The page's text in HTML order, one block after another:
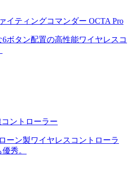
イティングコマンダー OCTA Pro
ボタン配置の高性能ワイヤレスコ
ントローラー
ーン製ワイヤレスコントローラ
秀。